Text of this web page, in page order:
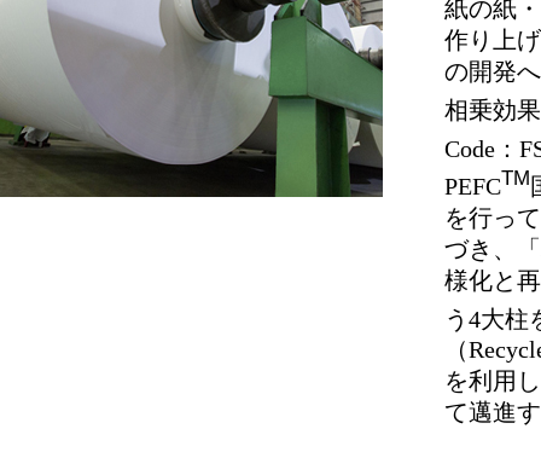
紙の紙
作り上
の開発
相乗効
Code：
PEFCTM
を行っ
づき、
様化と
う4大柱
（
を利用
て邁進